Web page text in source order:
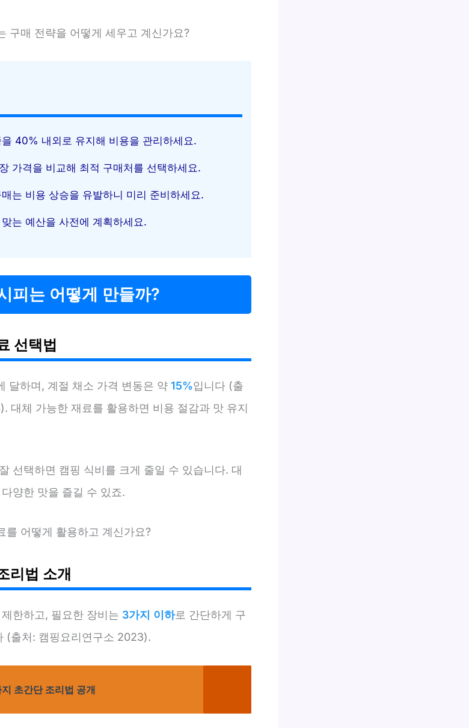
구매 전략을 어떻게 세우고 계신가요?
40% 내외로 유지해 비용을 관리하세요.
가격을 비교해 최적 구매처를 선택하세요.
는 비용 상승을 유발하니 미리 준비하세요.
는 예산을 사전에 계획하세요.
피는 어떻게 만들까?
선택법
달하며, 계절 채소 가격 변동은 약 15%입니다 (출
대체 가능한 재료를 활용하면 비용 절감과 맛 유지
선택하면 캠핑 식비를 크게 줄일 수 있습니다. 대
양한 맛을 즐길 수 있죠.
를 어떻게 활용하고 계신가요?
리법 소개
제한하고, 필요한 장비는 3가지 이하로 간단하게 구
(출처: 캠핑요리연구소 2023).
초간단 조리법 공개